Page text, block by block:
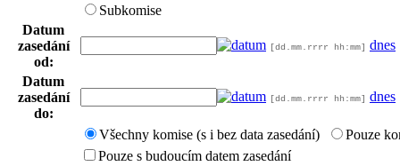
Subkomise
Datum
zasedání
od:
[dd.mm.rrrr hh:mm] dnes
Datum
zasedání
do:
[dd.mm.rrrr hh:mm] dnes
Všechny komise (s i bez data zasedání)
Pouze
Pouze s budoucím datem zasedání